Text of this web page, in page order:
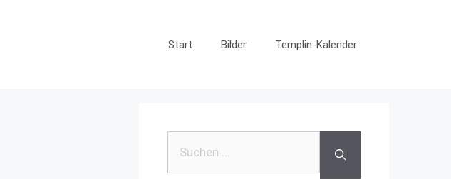
Start Bilder Templin-Kalender
nach: